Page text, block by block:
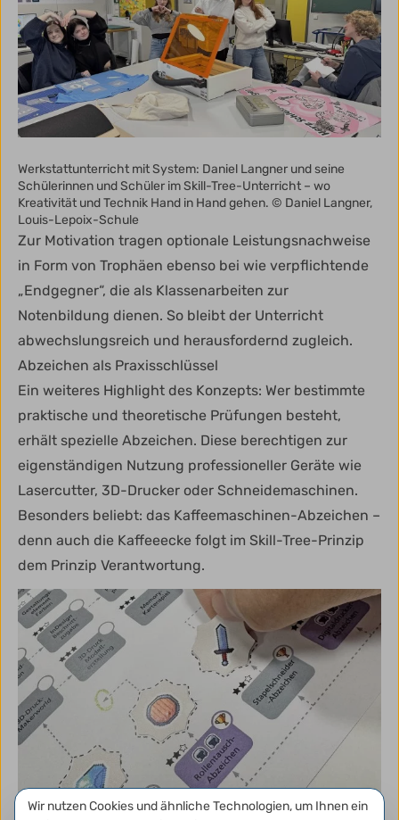
Werkstattunterricht mit System: Daniel Langner und seine
Schülerinnen und Schüler im Skill-Tree-Unterricht – wo
Kreativität und Technik Hand in Hand gehen. © Daniel Langner,
Louis-Lepoix-Schule
Zur Motivation tragen optionale Leistungsnachweise
in Form von Trophäen ebenso bei wie verpflichtende
„Endgegner“, die als Klassenarbeiten zur
Notenbildung dienen. So bleibt der Unterricht
abwechslungsreich und herausfordernd zugleich.
Abzeichen als Praxisschlüssel
Ein weiteres Highlight des Konzepts: Wer bestimmte
praktische und theoretische Prüfungen besteht,
erhält spezielle Abzeichen. Diese berechtigen zur
eigenständigen Nutzung professioneller Geräte wie
Lasercutter, 3D-Drucker oder Schneidemaschinen.
Besonders beliebt: das Kaffeemaschinen-Abzeichen –
denn auch die Kaffeeecke folgt im Skill-Tree-Prinzip
dem Prinzip Verantwortung.
Datenschutzeinstellungen
Wir nutzen Cookies und ähnliche Technologien, um Ihnen ein